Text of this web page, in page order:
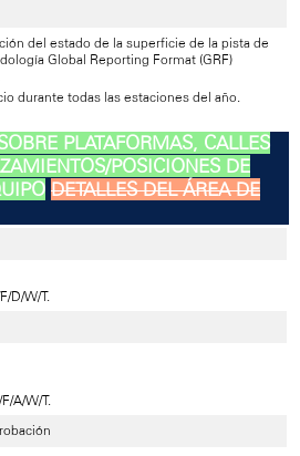
del estado de la superficie de la pista de
Global Reporting Format (GRF)
durante todas las estaciones del año.
PLATAFORMAS, CALLES
POSICIONES DE
DETALLES DEL ÁREA DE
D/W/T.
A/W/T.